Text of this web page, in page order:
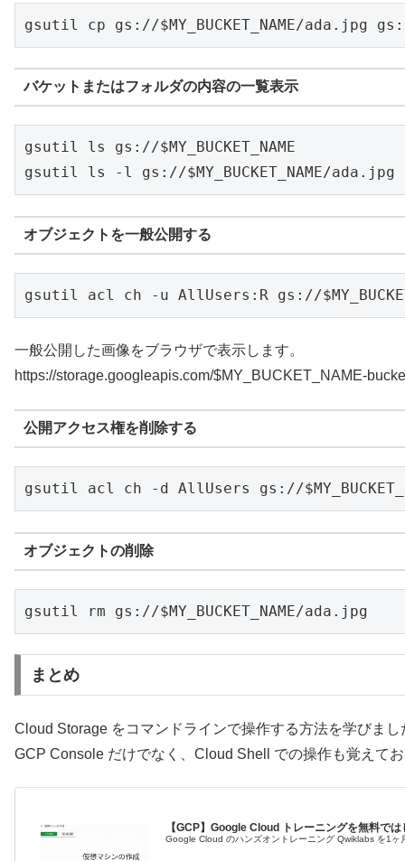
gsutil cp gs://$MY_BUCKET_NAME/ada.jpg
バケットまたはフォルダの内容の一覧表示
gsutil ls gs://$MY_BUCKET_NAME
gsutil ls -l gs://$MY_BUCKET_NAME/ada.jpg
オブジェクトを一般公開する
gsutil acl ch -u AllUsers:R gs://
一般公開した画像をブラウザで表示します。
https://storage.googleapis.com/$MY_BUCKET_NAME-
公開アクセス権を削除する
gsutil acl ch -d AllUsers gs://
オブジェクトの削除
gsutil rm gs://$MY_BUCKET_NAME/ada.jpg
まとめ
Cloud Storage をコマンドラインで操作する方法を学びまし
GCP Console だけでなく、Cloud Shell での操作も覚えて
【GCP】Google Cloud トレーニングを無料では
Google Cloud のハンズオントレーニング Qwiklabs を1ヶ